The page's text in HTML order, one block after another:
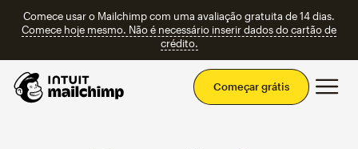
Comece usar o Mailchimp com uma avaliação gratuita de 14 dias.
Comece hoje mesmo. Não é necessário inserir dados do cartão de
crédito.
Começar grátis